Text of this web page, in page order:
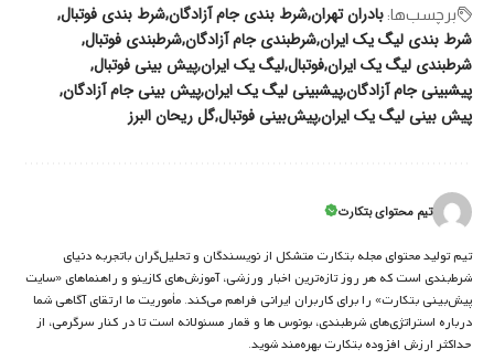
برچسب‌‌ها: بادران تهرانشرط بندی جام آزادگانشرط بندی فوتبال
شرط بندی لیگ یک ایرانشرطبندی جام آزادگانشرطبندی فوتبال
شرطبندی لیگ یک ایرانفوتباللیگ یک ایرانپیش بینی فوتبال
پیشبینی جام آزادگانپیشبینی لیگ یک ایرانپیش‌ بینی جام آزادگان
پیش‌ بینی لیگ یک ایرانپیش‌بینی فوتبالگل ریحان البرز
تیم محتوای بتکارت
تیم تولید محتوای مجله بتکارت متشکل از نویسندگان و تحلیل‌گران باتجربه دنیای
شرط‌بندی است که هر روز تازه‌ترین اخبار ورزشی، آموزش‌های کازینو و راهنماهای «سایت
پیش‌بینی بتکارت» را برای کاربران ایرانی فراهم می‌کند. مأموریت ما ارتقای آگاهی شما
درباره استراتژی‌های شرطبندی، بونوس ها و قمار مسئولانه است تا در کنار سرگرمی، از
حداکثر ارزش افزوده بتکارت بهره‌مند شوید.